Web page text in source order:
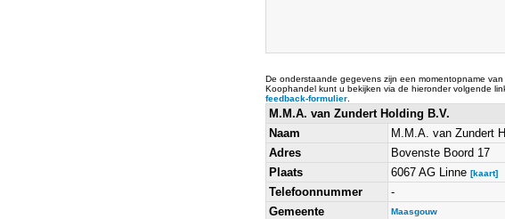
De onderstaande gegevens zijn een momentopname
Koophandel kunt u bekijken via de hieronder volgende
feedback-formulier.
M.M.A. van Zundert Holding B.V.
Naam
M.M.A. van Zundert
Adres
Bovenste Boord 17
Plaats
6067 AG Linne [kaart]
Telefoonnummer
-
Gemeente
Maasgouw